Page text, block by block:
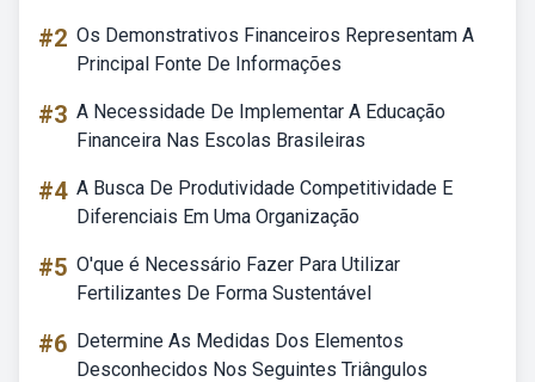
#2 Os Demonstrativos Financeiros Representam A
Principal Fonte De Informações
#3 A Necessidade De Implementar A Educação
Financeira Nas Escolas Brasileiras
#4 A Busca De Produtividade Competitividade E
Diferenciais Em Uma Organização
#5 O'que é Necessário Fazer Para Utilizar
Fertilizantes De Forma Sustentável
#6 Determine As Medidas Dos Elementos
Desconhecidos Nos Seguintes Triângulos